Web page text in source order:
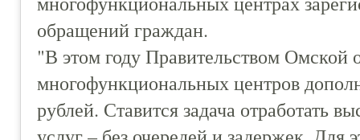
обращений граждан.
"В этом году Правительством Омской
многофункциональных центров
рублей. Ставится задача отработать